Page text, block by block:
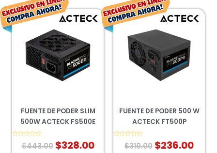
FUENTE DE PODER SLIM
500W ACTECK FS500E
Valorado
$443.00
El
precio
original
era:
$443.00.
$328.00
El
precio
$328.00.
FUENTE DE PODER 500 W
ACTECK FT500P
Valorado
$319.00
El
precio
original
era:
$319.00.
$236.00
El